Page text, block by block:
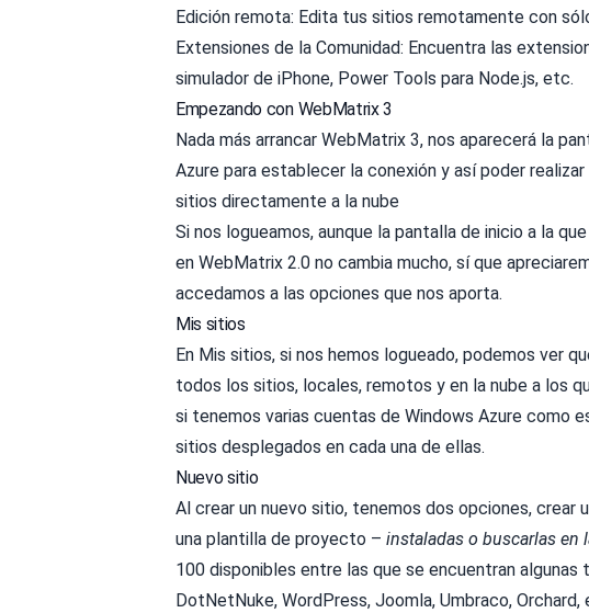
Edición remota: Edita tus sitios remotamente con
Extensiones de la Comunidad: Encuentra las
simulador de iPhone, Power Tools para Node.js, etc.
Empezando con WebMatrix 3
Nada más arrancar WebMatrix 3, nos aparecerá la
Azure para establecer la conexión y así poder
sitios directamente a la nube
Si nos logueamos, aunque la pantalla de inicio a la
en WebMatrix 2.0 no cambia mucho, sí que
accedamos a las opciones que nos aporta.
Mis sitios
En Mis sitios, si nos hemos logueado, podemos ver
todos los sitios, locales, remotos y en la nube a los
si tenemos varias cuentas de Windows Azure como
sitios desplegados en cada una de ellas.
Nuevo sitio
Al crear un nuevo sitio, tenemos dos opciones, crear
una plantilla de proyecto – instaladas o buscarlas en
100 disponibles entre las que se encuentran algunas
DotNetNuke, WordPress, Joomla, Umbraco, Orchard,